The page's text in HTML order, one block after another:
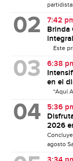
7:42
Brinda
Este
6:38
en el
“Aquí
5:36
2026
agosto